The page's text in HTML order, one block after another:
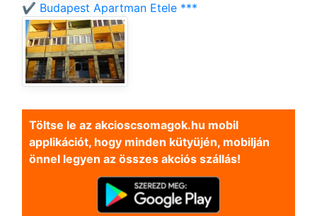
✔️ Budapest Apartman Etele ***
Töltse le az akcioscsomagok.hu mobil
applikációt, hogy minden kütyüjén, mobilján
önnel legyen az összes akciós szállás!